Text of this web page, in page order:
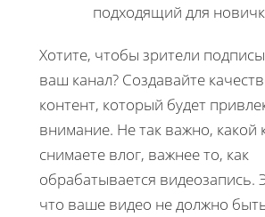
подходящий для
Хотите, чтобы зрители
ваш канал? Создавайте
контент, который будет
внимание. Не так важно, какой
снимаете влог, важнее то, как
обрабатывается видеозапись.
что ваше видео не должно